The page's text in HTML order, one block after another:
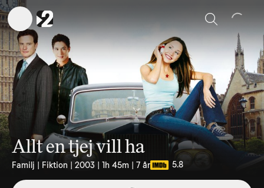
Sök
Allt en tjej vill ha
Familj | Fiktion | 2003 | 1h 45m | 7 år 5.8